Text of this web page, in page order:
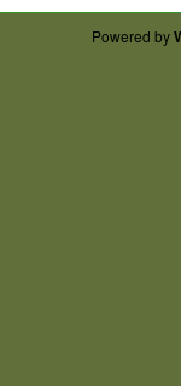
Powered by